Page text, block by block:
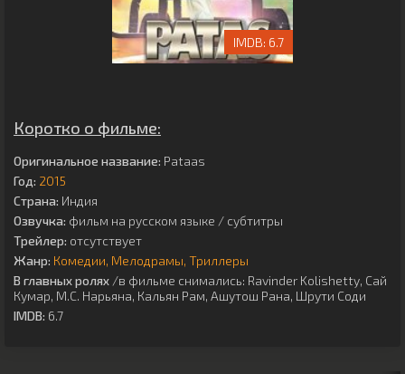
6.7
Коротко о фильме:
Оригинальное название: Pataas
Год: 2015
Страна: Индия
Озвучка: фильм на русском языке / субтитры
Трейлер: отсутствует
Жанр: Комедии Мелодрамы Триллеры
В главных ролях /в фильме снимались: Ravinder Kolishetty, Сай
Кумар, М.С. Нарьяна, Кальян Рам, Ашутош Рана, Шрути Соди
IMDB: 6.7